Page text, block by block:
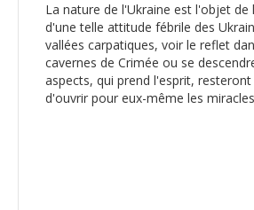
La nature de l'Ukraine est l'objet
d'une telle attitude fébrile des
vallées carpatiques, voir le reflet
cavernes de Crimée ou se
aspects, qui prend l'esprit,
d'ouvrir pour eux-même les